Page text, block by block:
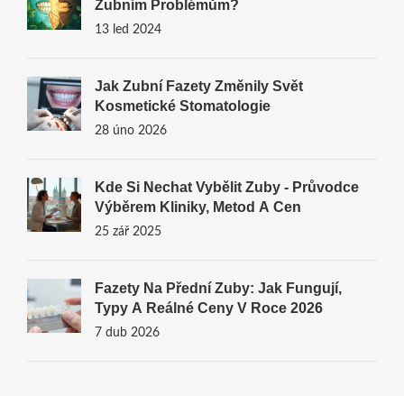
Zubním Problémům?
13 led 2024
Jak Zubní Fazety Změnily Svět
Kosmetické Stomatologie
28 úno 2026
Kde Si Nechat Vybělit Zuby - Průvodce
Výběrem Kliniky, Metod A Cen
25 zář 2025
Fazety Na Přední Zuby: Jak Fungují,
Typy A Reálné Ceny V Roce 2026
7 dub 2026